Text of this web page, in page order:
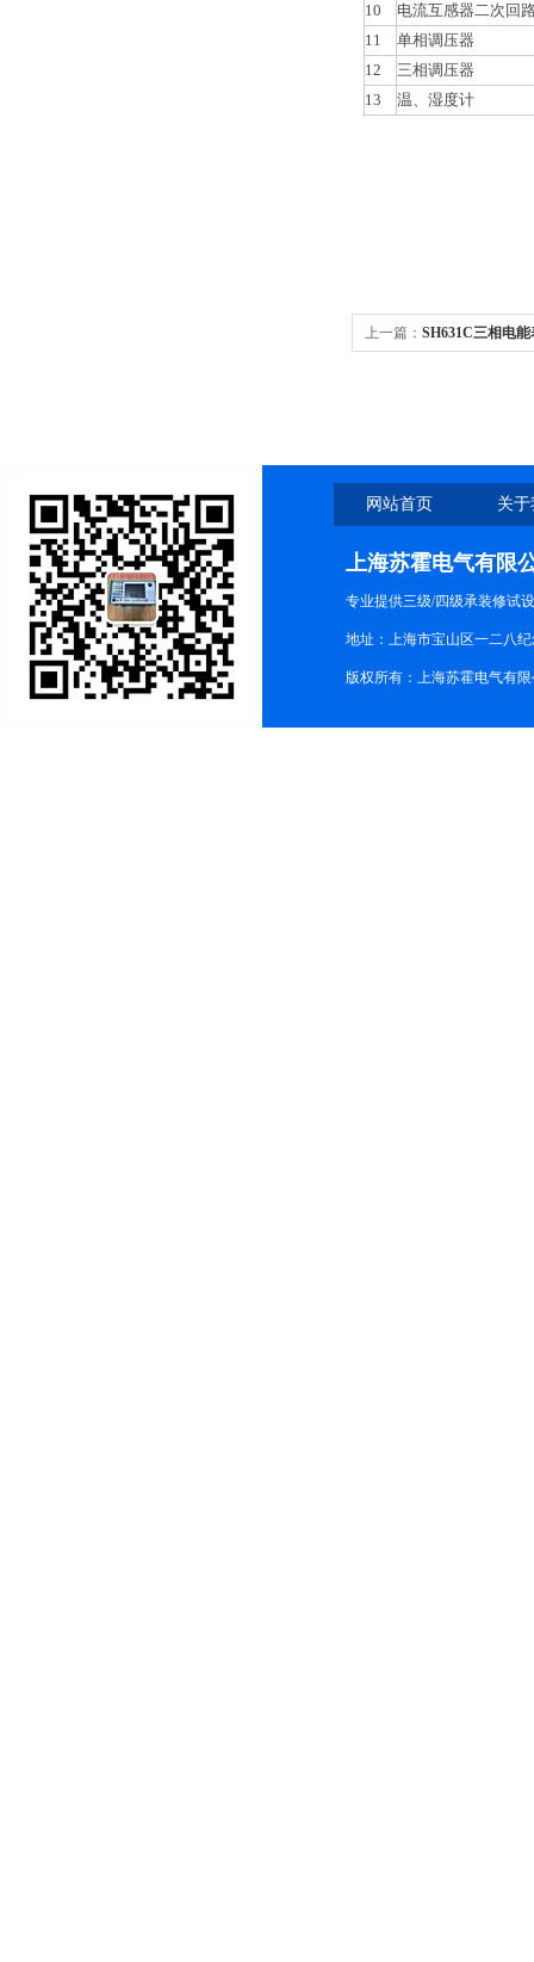
10
电流互感器二次回
11
单相调压器
12
三相调压器
13
温、湿度计
上一篇： SH631C三相电
网站首页 关
上海苏霍电气有限
专业提供三级/四级承装修试
地址：上海市宝山区一二八纪
版权所有：上海苏霍电气有